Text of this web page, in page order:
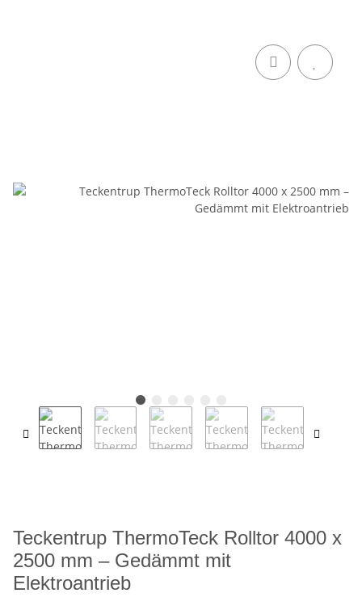
Teckentrup ThermoTeck Rolltor 4000 x
2500 mm – Gedämmt mit
Elektroantrieb